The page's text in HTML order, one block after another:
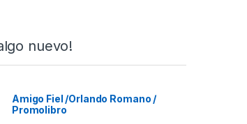
nuevo!
Amigo Fiel /Orlando Romano /
Promolibro